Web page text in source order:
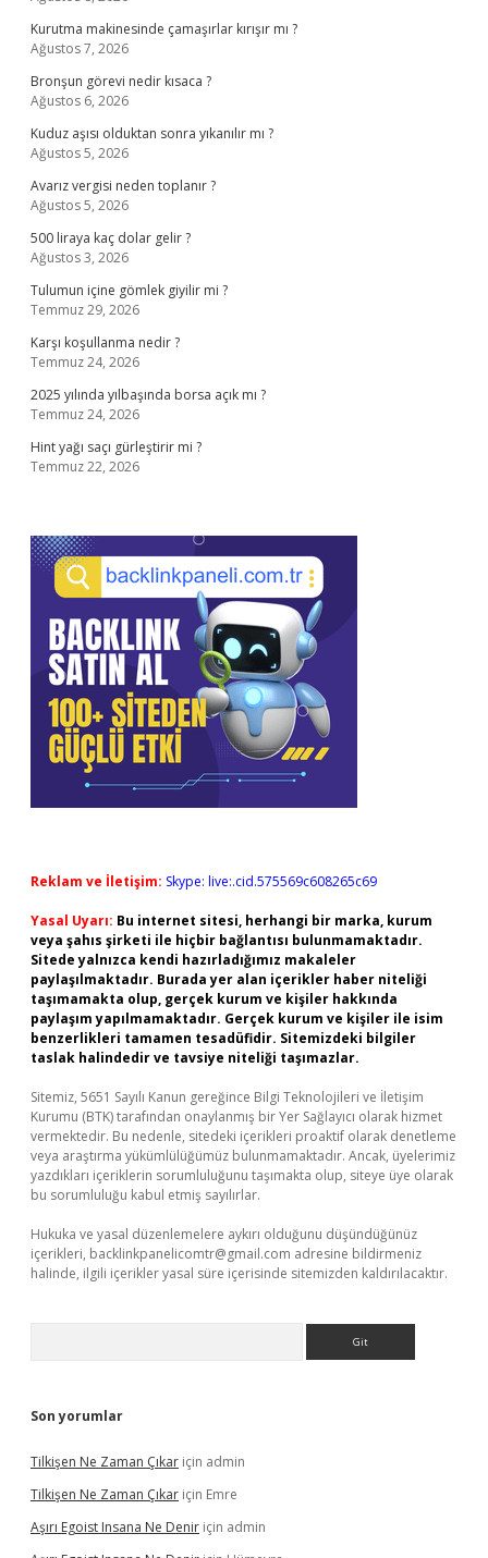
Kurutma makinesinde çamaşırlar kırışır mı ?
Ağustos 7, 2026
Bronşun görevi nedir kısaca ?
Ağustos 6, 2026
Kuduz aşısı olduktan sonra yıkanılır mı ?
Ağustos 5, 2026
Avarız vergisi neden toplanır ?
Ağustos 5, 2026
500 liraya kaç dolar gelir ?
Ağustos 3, 2026
Tulumun içine gömlek giyilir mi ?
Temmuz 29, 2026
Karşı koşullanma nedir ?
Temmuz 24, 2026
2025 yılında yılbaşında borsa açık mı ?
Temmuz 24, 2026
Hint yağı saçı gürleştirir mi ?
Temmuz 22, 2026
Reklam ve İletişim: Skype: live:.cid.575569c608265c69
Yasal Uyarı: Bu internet sitesi, herhangi bir marka, kurum
veya şahıs şirketi ile hiçbir bağlantısı bulunmamaktadır.
Sitede yalnızca kendi hazırladığımız makaleler
paylaşılmaktadır. Burada yer alan içerikler haber niteliği
taşımamakta olup, gerçek kurum ve kişiler hakkında
paylaşım yapılmamaktadır. Gerçek kurum ve kişiler ile isim
benzerlikleri tamamen tesadüfidir. Sitemizdeki bilgiler
taslak halindedir ve tavsiye niteliği taşımazlar.
Sitemiz, 5651 Sayılı Kanun gereğince Bilgi Teknolojileri ve İletişim
Kurumu (BTK) tarafından onaylanmış bir Yer Sağlayıcı olarak hizmet
vermektedir. Bu nedenle, sitedeki içerikleri proaktif olarak denetleme
veya araştırma yükümlülüğümüz bulunmamaktadır. Ancak, üyelerimiz
yazdıkları içeriklerin sorumluluğunu taşımakta olup, siteye üye olarak
bu sorumluluğu kabul etmiş sayılırlar.
Hukuka ve yasal düzenlemelere aykırı olduğunu düşündüğünüz
içerikleri, backlinkpanelicomtr@gmail.com adresine bildirmeniz
halinde, ilgili içerikler yasal süre içerisinde sitemizden kaldırılacaktır.
Son yorumlar
Tilkişen Ne Zaman Çıkar için admin
Tilkişen Ne Zaman Çıkar için Emre
Aşırı Egoist Insana Ne Denir için admin